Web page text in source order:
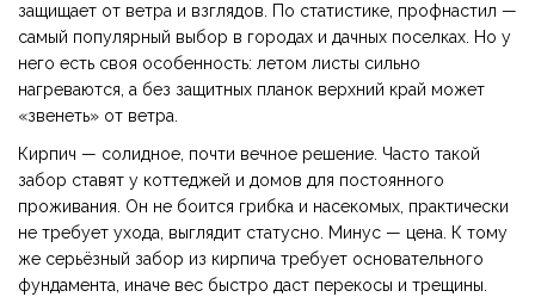
защищает от ветра и взглядов. По статистике, профнастил —
самый популярный выбор в городах и дачных поселках. Но у
него есть своя особенность: летом листы сильно
нагреваются, а без защитных планок верхний край может
«звенеть» от ветра.
Кирпич — солидное, почти вечное решение. Часто такой
забор ставят у коттеджей и домов для постоянного
проживания. Он не боится грибка и насекомых, практически
не требует ухода, выглядит статусно. Минус — цена. К тому
же серьёзный забор из кирпича требует основательного
фундамента, иначе вес быстро даст перекосы и трещины.